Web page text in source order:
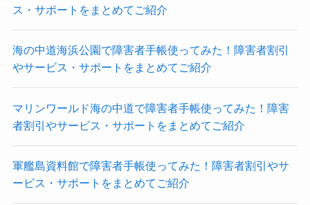
ス・サポートをまとめてご紹介
海の中道海浜公園で障害者手帳使ってみた！障害者割引
やサービス・サポートをまとめてご紹介
マリンワールド海の中道で障害者手帳使ってみた！障害
者割引やサービス・サポートをまとめてご紹介
軍艦島資料館で障害者手帳使ってみた！障害者割引やサ
ービス・サポートをまとめてご紹介